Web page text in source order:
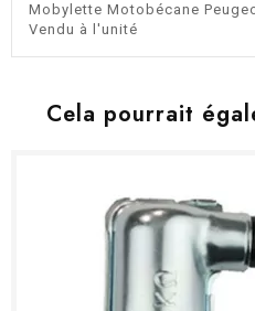
Mobylette Motobécane
Vendu à l'unité
Cela pourrait